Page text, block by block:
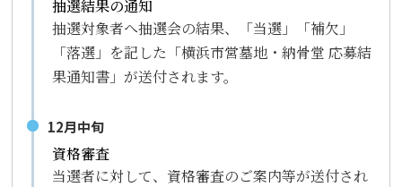
抽選結果の通知
抽選対象者へ抽選会の結果、「当選」「補欠」
「落選」を記した「横浜市営墓地・納骨堂 応募結
果通知書」が送付されます。
12月中旬
資格審査
当選者に対して、資格審査のご案内等が送付され